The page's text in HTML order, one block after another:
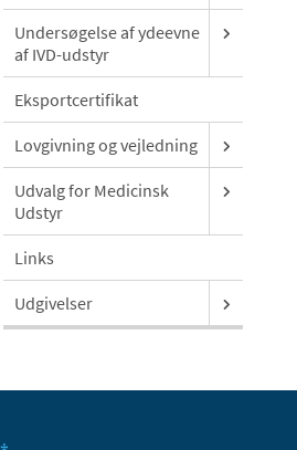
Undersøgelse af ydeevne
af IVD-udstyr
Eksportcertifikat
Lovgivning og vejledning
Udvalg for Medicinsk
Udstyr
Links
Udgivelser